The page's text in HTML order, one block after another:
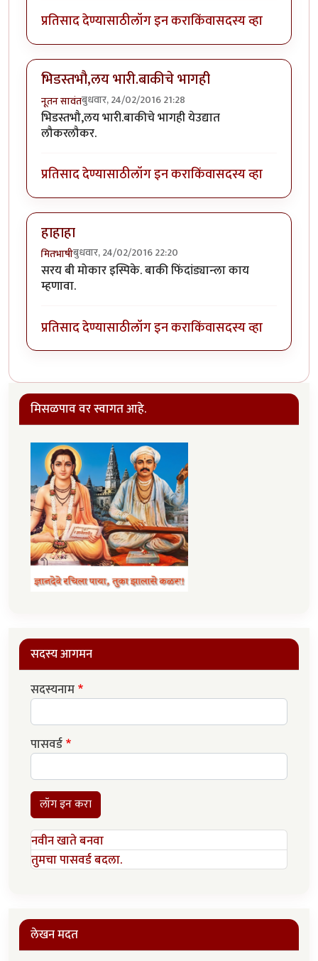
प्रतिसाद देण्यासाठीलॉग इन कराकिंवासदस्य व्हा
भिडस्तभौ,लय भारी.बाकीचे भागही
नूतन सावंतबुधवार, 24/02/2016 21:28
भिडस्तभौ,लय भारी.बाकीचे भागही येउद्यात
लौकरलौकर.
प्रतिसाद देण्यासाठीलॉग इन कराकिंवासदस्य व्हा
हाहाहा
मितभाषीबुधवार, 24/02/2016 22:20
सरय बी मोकार इस्पिके. बाकी फिंदांड्यान्ला काय
म्हणावा.
प्रतिसाद देण्यासाठीलॉग इन कराकिंवासदस्य व्हा
मिसळपाव वर स्वागत आहे.
सदस्य आगमन
सदस्यनाम
पासवर्ड
लॉग इन करा
नवीन खाते बनवा
तुमचा पासवर्ड बदला.
लेखन मदत